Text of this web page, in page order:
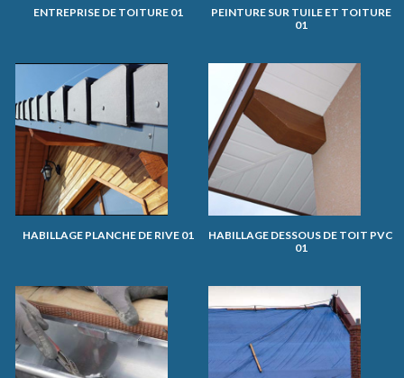
ENTREPRISE DE TOITURE 01
PEINTURE SUR TUILE ET TOITURE
01
HABILLAGE PLANCHE DE RIVE 01
HABILLAGE DESSOUS DE TOIT PVC
01